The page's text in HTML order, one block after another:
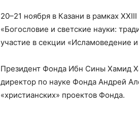
20–21 ноября в Казани в рамках
«Богословие и светские науки:
участие в секции «Исламоведение
Президент Фонда Ибн Сины Хамид
директор по науке Фонда Андрей
«христианских» проектов Фонда.